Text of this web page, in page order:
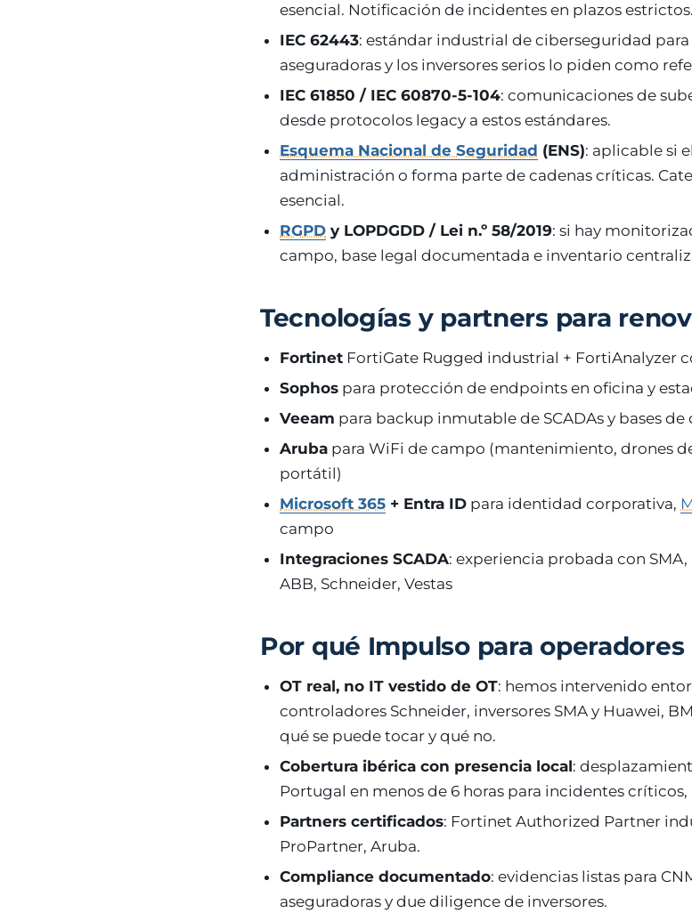
esencial. Notificación de incidentes en plazos estrictos.
IEC 62443: estándar industrial de ciberseguridad
aseguradoras y los inversores serios lo piden como
IEC 61850 / IEC 60870-5-104: comunicaciones de
desde protocolos legacy a estos estándares.
Esquema Nacional de Seguridad (ENS): aplicable si
administración o forma parte de cadenas críticas.
esencial.
RGPD y LOPDGDD / Lei n.º 58/2019: si hay
campo, base legal documentada e inventario
Tecnologías y partners para
Fortinet FortiGate Rugged industrial + FortiAnalyzer
Sophos para protección de endpoints en oficina y
Veeam para backup inmutable de SCADAs y bases
Aruba para WiFi de campo (mantenimiento, drones
portátil)
Microsoft 365 + Entra ID para identidad corporativa,
campo
Integraciones SCADA: experiencia probada con
ABB, Schneider, Vestas
Por qué Impulso para
OT real, no IT vestido de OT: hemos intervenido
controladores Schneider, inversores SMA y Huawei,
qué se puede tocar y qué no.
Cobertura ibérica con presencia local:
Portugal en menos de 6 horas para incidentes
Partners certificados: Fortinet Authorized Partner
ProPartner, Aruba.
Compliance documentado: evidencias listas para
aseguradoras y due diligence de inversores.